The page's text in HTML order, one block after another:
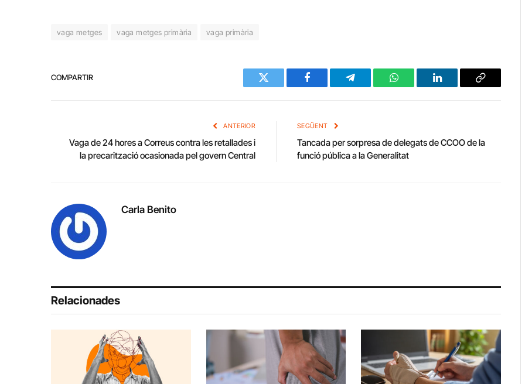
vaga metges vaga metges primària vaga primària
COMPARTIR
Twitter Facebook Telegram WhatsAppLinkedIn Copy
ANTERIOR
Vaga de 24 hores a Correus contra les retallades i
la precarització ocasionada pel govern Central
SEGÜENT
Tancada per sorpresa de delegats de CCOO de la
funció pública a la Generalitat
Carla Benito
Relacionades